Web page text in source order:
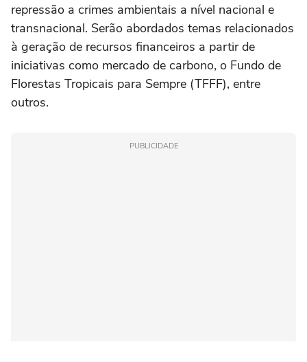
repressão a crimes ambientais a nível nacional e
transnacional. Serão abordados temas relacionados
à geração de recursos financeiros a partir de
iniciativas como mercado de carbono, o Fundo de
Florestas Tropicais para Sempre (TFFF), entre
outros.
PUBLICIDADE